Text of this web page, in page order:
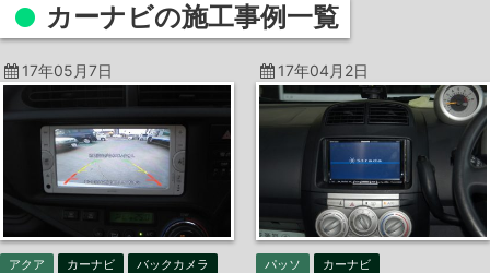
カーナビの施工事例一覧
17年05月7日
アクア カーナビ バックカメラ
17年04月2日
パッソ カーナビ